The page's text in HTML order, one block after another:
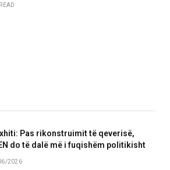
Pas rikonstruimit të qeverisë,
do të dalë më i fuqishëm politikisht
2026